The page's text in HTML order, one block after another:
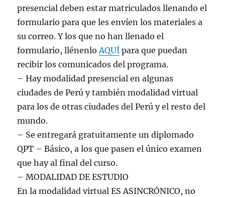
presencial deben estar matriculados llenando el
formulario para que les envíen los materiales a
su correo. Y los que no han llenado el
formulario, llénenloAQUÍ para que puedan
recibir los comunicados del programa.
– Hay modalidad presencial en algunas
ciudades de Perú y también modalidad virtual
para los de otras ciudades del Perú y el resto del
mundo.
– Se entregará gratuitamente un diplomado
QPT – Básico, a los que pasen el único examen
que hay al final del curso.
– MODALIDAD DE ESTUDIO
En la modalidad virtual ES ASINCRÓNICO, no